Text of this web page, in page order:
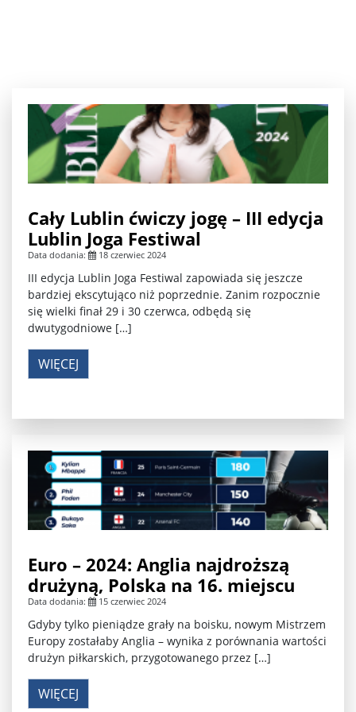
Cały Lublin ćwiczy jogę – III edycja
Lublin Joga Festiwal
Data dodania: 18 czerwiec 2024
III edycja Lublin Joga Festiwal zapowiada się jeszcze
bardziej ekscytująco niż poprzednie. Zanim rozpocznie
się wielki finał 29 i 30 czerwca, odbędą się
dwutygodniowe […]
WIĘCEJ
Euro – 2024: Anglia najdroższą
drużyną, Polska na 16. miejscu
Data dodania: 15 czerwiec 2024
Gdyby tylko pieniądze grały na boisku, nowym Mistrzem
Europy zostałaby Anglia – wynika z porównania wartości
drużyn piłkarskich, przygotowanego przez […]
WIĘCEJ